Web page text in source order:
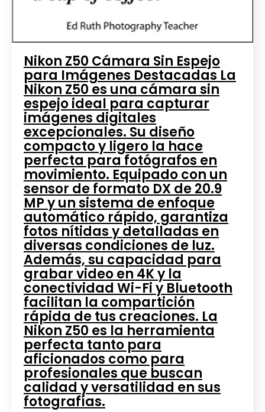
Nikon Z50 Cámara Sin Espejo
para Imágenes Destacadas La
Nikon Z50 es una cámara sin
espejo ideal para capturar
imágenes digitales
excepcionales. Su diseño
compacto y ligero la hace
perfecta para fotógrafos en
movimiento. Equipado con un
sensor de formato DX de 20.9
MP y un sistema de enfoque
automático rápido, garantiza
fotos nítidas y detalladas en
diversas condiciones de luz.
Además, su capacidad para
grabar video en 4K y la
conectividad Wi-Fi y Bluetooth
facilitan la compartición
rápida de tus creaciones. La
Nikon Z50 es la herramienta
perfecta tanto para
aficionados como para
profesionales que buscan
calidad y versatilidad en sus
fotografías.